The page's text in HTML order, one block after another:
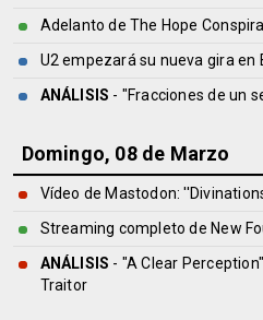
Adelanto de The Hope
U2 empezará su nueva gira en
ANÁLISIS - "Fracciones de un
Domingo, 08 de Marzo
Vídeo de Mastodon:
Streaming completo de New
ANÁLISIS - "A Clear
Traitor